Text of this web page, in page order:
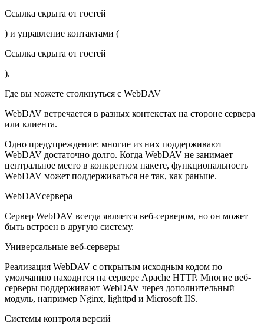
Ссылка скрыта от гостей
) и управление контактами (
Ссылка скрыта от гостей
).
Где вы можете столкнуться с WebDAV
WebDAV встречается в разных контекстах на стороне сервера
или клиента.
Одно предупреждение: многие из них поддерживают
WebDAV достаточно долго. Когда WebDAV не занимает
центральное место в конкретном пакете, функциональность
WebDAV может поддерживаться не так, как раньше.
WebDAVсервера
Сервер WebDAV всегда является веб-сервером, но он может
быть встроен в другую систему.
Универсальные веб-серверы
Реализация WebDAV с открытым исходным кодом по
умолчанию находится на сервере Apache HTTP. Многие веб-
серверы поддерживают WebDAV через дополнительный
модуль, например Nginx, lighttpd и Microsoft IIS.
Системы контроля версий